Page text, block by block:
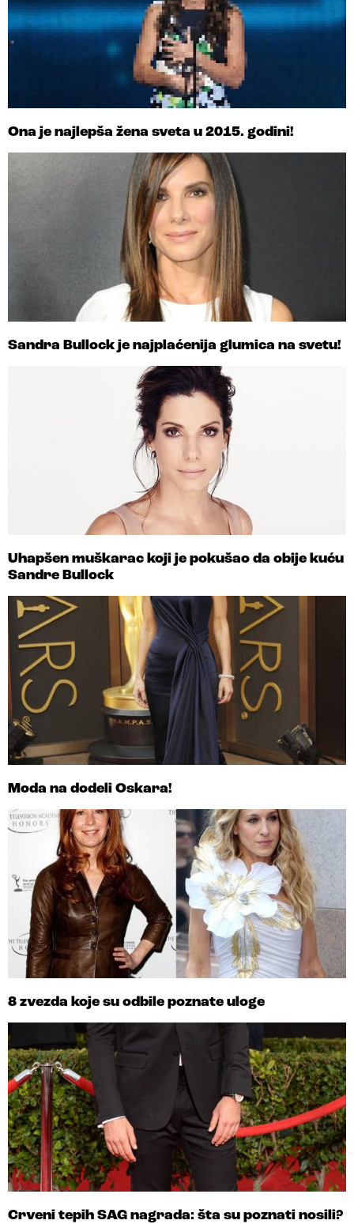
Ona je najlepša žena sveta u 2015. godini!
Sandra Bullock je najplaćenija glumica na svetu!
Uhapšen muškarac koji je pokušao da obije kuću
Sandre Bullock
Moda na dodeli Oskara!
8 zvezda koje su odbile poznate uloge
Crveni tepih SAG nagrada: šta su poznati nosili?